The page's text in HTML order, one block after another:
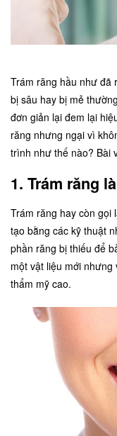
Trám răng hầu như đã
bị sâu hay bị mẻ
đơn giản lại đem lại
răng nhưng ngại vì
trình như thế nào? Bài
1. Trám răng
Trám răng hay còn gọi
tạo bằng các kỹ thuật
phần răng bị thiếu để
một vật liệu mới
thẩm mỹ cao.